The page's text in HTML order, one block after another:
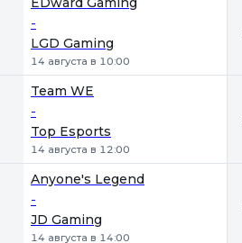
-
LGD Gaming
14 августа в 10:00
Team WE
-
Top Esports
14 августа в 12:00
Anyone's Legend
-
JD Gaming
14 августа в 14:00